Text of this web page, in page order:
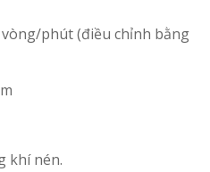
vòng/phút (điều chỉnh bằng
khí nén.